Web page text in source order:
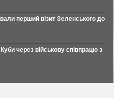
перший візит Зеленського до
через військову співпрацю з